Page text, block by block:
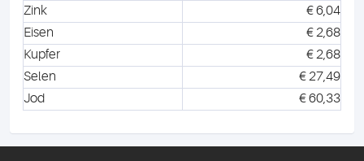
Zink
€ 6,04
Eisen
€ 2,68
Kupfer
€ 2,68
Selen
€ 27,49
Jod
€ 60,33